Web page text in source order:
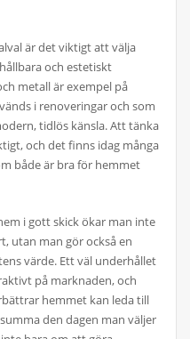
är det viktigt att välja
och estetiskt
metall är exempel på
i renoveringar och som
tidlös känsla. Att tänka
och det finns idag många
både är bra för hemmet
i gott skick ökar man inte
utan man gör också en
värde. Ett väl underhållet
på marknaden, och
hemmet kan leda till
den dagen man väljer